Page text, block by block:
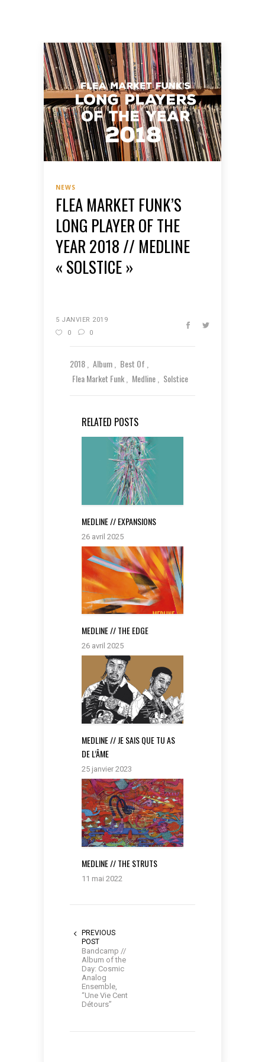
NEWS
FLEA MARKET FUNK’S
LONG PLAYER OF THE
YEAR 2018 // MEDLINE
« SOLSTICE »
5 JANVIER 2019
0
0
2018 Album
Best Of
Flea Market Funk
Medline Solstice
RELATED POSTS
MEDLINE // EXPANSIONS
26 avril 2025
MEDLINE // THE EDGE
26 avril 2025
MEDLINE // JE SAIS QUE TU AS
DE L’ÂME
25 janvier 2023
MEDLINE // THE STRUTS
11 mai 2022
PREVIOUS
POST
Bandcamp //
Album of the
Day: Cosmic
Analog
Ensemble,
“Une Vie Cent
Détours”